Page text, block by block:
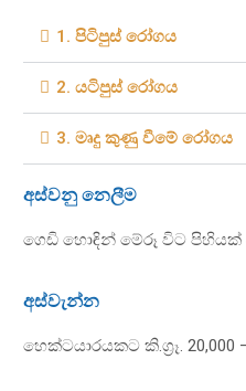
1. පිටිපුස් රෝගය
2. යටිපුස් රෝගය
3. මෘදු කුණු වීමේ රෝගය
අස්වනු නෙලීම
ගෙඩි හොඳින් මේරූ විට
අස්වැන්න
හෙක්ටයාරයකට කි.ග්‍රෑ. 20,000